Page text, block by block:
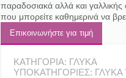
παραδοσιακά αλλά και
που μπορείτε καθημερινά να
Επικοινωνήστε για τιμή
ΚΑΤΗΓΟΡΊΑ: ΓΛΥΚΆ
ΥΠΟΚΑΤΗΓΟΡΊΕΣ: ΓΛΥΚΆ